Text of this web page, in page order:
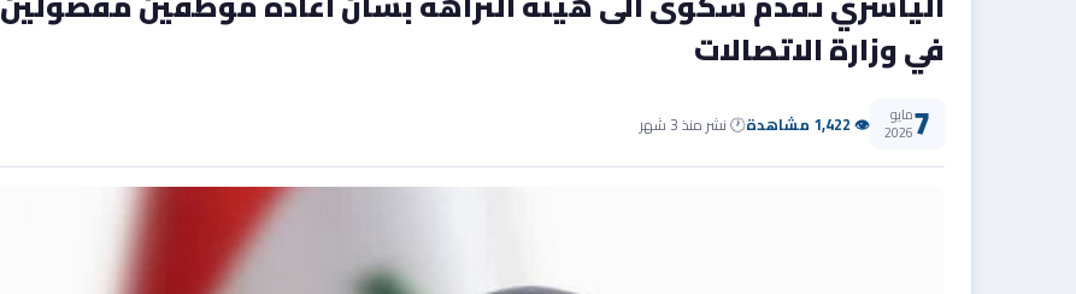
في وزارة الاتصالات
7مايو
2026 👁 1,422 مشاهدة 🕐 نشر منذ 3 شهر